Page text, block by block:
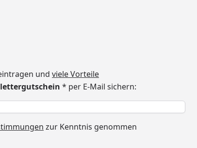
und viele Vorteile
* per E-Mail sichern:
zur Kenntnis genommen